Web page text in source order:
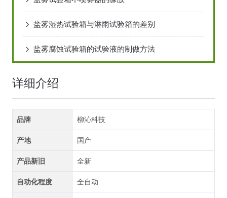
盐雾湿热试验箱与淋雨试验箱的差别
盐雾腐蚀试验箱的试验液的制做方法
详细介绍
品牌 柳沁科技
产地 国产
产品新旧 全新
自动化程度 全自动